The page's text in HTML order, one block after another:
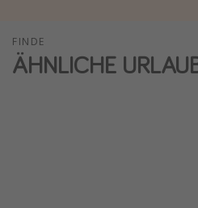
Roadtrips
Wochenendtrip
FINDE
ÄHNLICHE